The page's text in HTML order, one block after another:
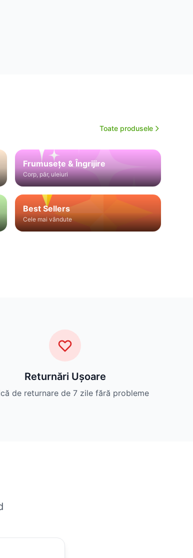
Toate produsele
Frumusețe & Îngrijire
Corp, păr, uleiuri
Best Sellers
Cele mai vândute
Returnări Ușoare
de returnare de 7 zile fără probleme